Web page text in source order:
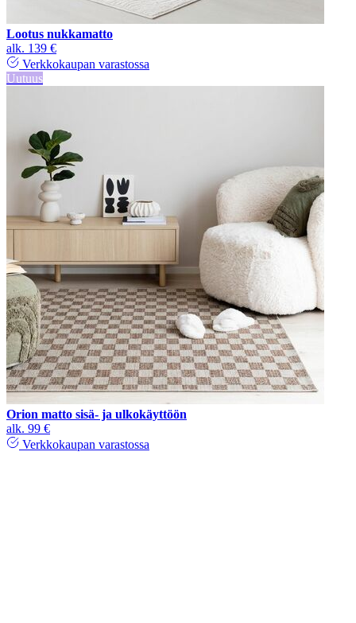
Lootus nukkamatto
alk. 139 €
Verkkokaupan varastossa
Uutuus
Orion matto sisä- ja ulkokäyttöön
alk. 99 €
Verkkokaupan varastossa